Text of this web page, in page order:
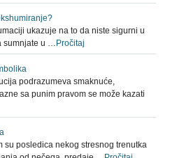
ukazuje na to da niste sigurni u
sumnjate u … Pročitaj
podrazumeva smaknuće,
sa punim pravom se može kazati
su posledica nekog stresnog trenutka